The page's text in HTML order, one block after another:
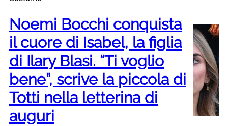
Noemi Bocchi conquista
il cuore di Isabel, la figlia
di Ilary Blasi. “Ti voglio
bene”, scrive la piccola di
Totti nella letterina di
auguri